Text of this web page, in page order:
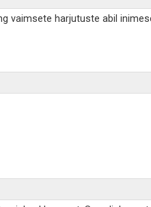
vaimsete harjutuste abil